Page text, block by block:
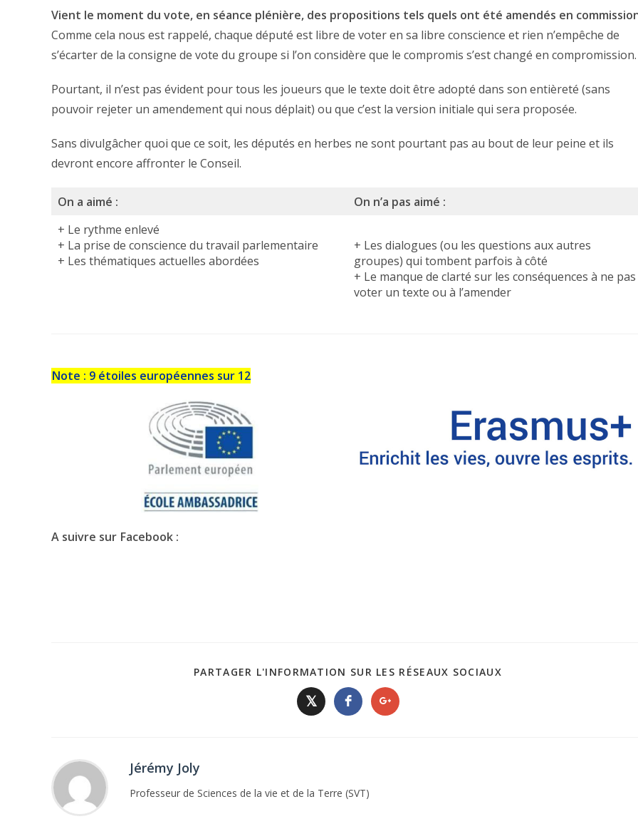
Vient le moment du vote, en séance plénière, des propositions tels quels ont été amendés en
Comme cela nous est rappelé, chaque député est libre de voter en sa libre conscience et rien n’empêche de
s’écarter de la consigne de vote du groupe si l’on considère que le compromis s’est changé en compromission.
Pourtant, il n’est pas évident pour tous les joueurs que le texte doit être adopté dans son entièreté (sans
pouvoir rejeter un amendement qui nous déplait) ou que c’est la version initiale qui sera proposée.
Sans divulgâcher quoi que ce soit, les députés en herbes ne sont pourtant pas au bout de leur peine et ils
devront encore affronter le Conseil.
On a aimé :
On n’a pas aimé :
+ Le rythme enlevé
+ La prise de conscience du travail parlementaire
+ Les thématiques actuelles abordées
+ Les dialogues (ou les questions aux autres
groupes) qui tombent parfois à côté
+ Le manque de clarté sur les conséquences à ne pas
voter un texte ou à l’amender
Note : 9 étoiles européennes sur 12
A suivre sur Facebook :
PARTAGER L'INFORMATION SUR LES RÉSEAUX SOCIAUX
𝕏
Jérémy Joly
Professeur de Sciences de la vie et de la Terre (SVT)